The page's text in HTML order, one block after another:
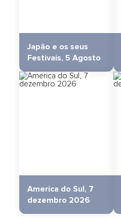
Japão e os seus
Festivais, 5 Agosto
America do Sul, 7
dezembro 2026